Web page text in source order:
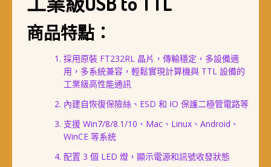
商品特點：
採用原裝 FT232RL 晶片，傳輸穩定，多設備適
用，多系統兼容，輕鬆實現計算機與 TTL 設備的
工業級高性能通訊
內建自恢復保險絲、ESD 和 IO 保護二極管電路等
支援 Win7/8/8.1/10、Mac、Linux、Android、
WinCE 等系统
配置 3 個 LED 燈，顯示電源和訊號收發狀態